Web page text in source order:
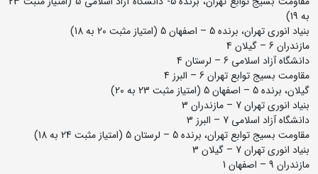
به 19)
بنیاد انوری تهران، برنده 5 – اصفهان 5 (امتیاز مثبت 20 به 18)
مازندران 6 – گیلان 4
دانشگاه آزاد اسلامی 6 – لرستان 4
مقاومت بسیج توابع تهران 6 – البرز 4
گیلان، برنده 5 – اصفهان 5 (امتیاز مثبت 23 به 20)
بنیاد انوری تهران 7 – مازندران 3
دانشگاه آزاد اسلامی 7 – البرز 3
مقاومت بسیج توابع تهران، برنده 5 – لرستان 5 (امتیاز مثبت 24 به 18)
بنیاد انوری تهران 7 – گیلان 3
مازندران 9 – اصفهان 1